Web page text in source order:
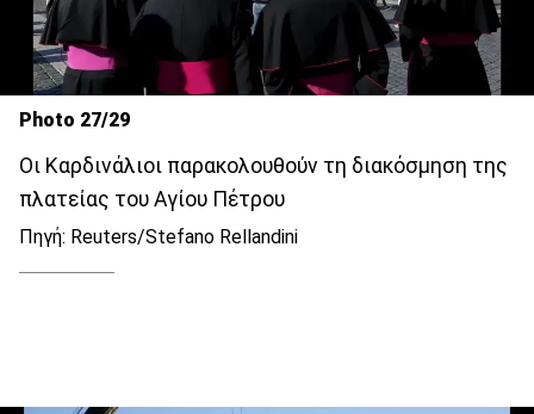
Photo 27/29
Οι Καρδινάλιοι παρακολουθούν τη διακόσμηση της
πλατείας του Αγίου Πέτρου
Πηγή: Reuters/Stefano Rellandini